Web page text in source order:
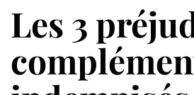
Les 3